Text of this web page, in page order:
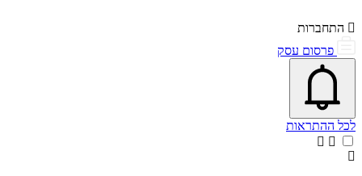
התחברות
פרסום עסק
פתיחת\סגירת מרכז התראות
אייקון פעמון
לכל ההתראות